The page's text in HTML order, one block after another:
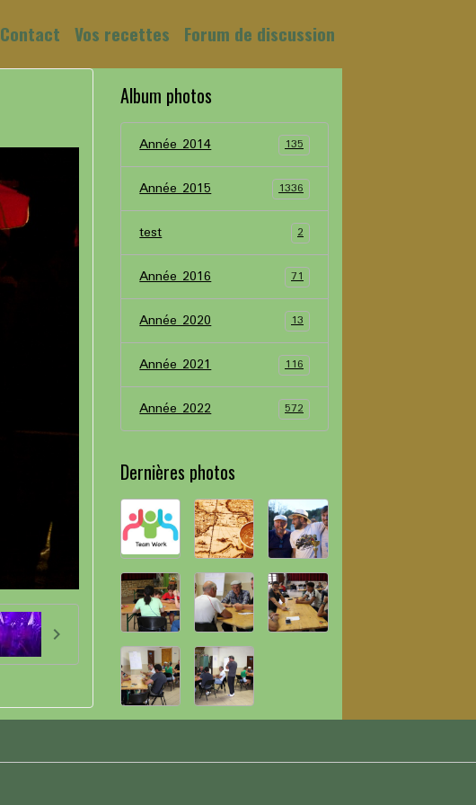
Contact Vos recettes Forum de discussion
Album photos
Année 2014 135
Année 2015 1336
test 2
Année 2016 71
Année 2020 13
Année 2021 116
Année 2022 572
Dernières photos